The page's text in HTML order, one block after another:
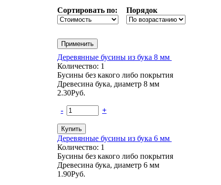
Сортировать по: Порядок
Деревянные бусины из бука 8 мм
Количество: 1
Бусины без какого либо покрытия
Древесина бука, диаметр 8 мм
2.30Руб.
- +
Деревянные бусины из бука 6 мм
Количество: 1
Бусины без какого либо покрытия
Древесина бука, диаметр 6 мм
1.90Руб.